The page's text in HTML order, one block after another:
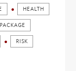
HEALTH
PACKAGE
RISK